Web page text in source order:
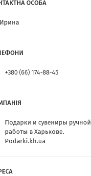
Ирина
+380 (66) 174-88-45
Подарки и сувениры ручной
работы в Харькове.
Podarki.kh.ua